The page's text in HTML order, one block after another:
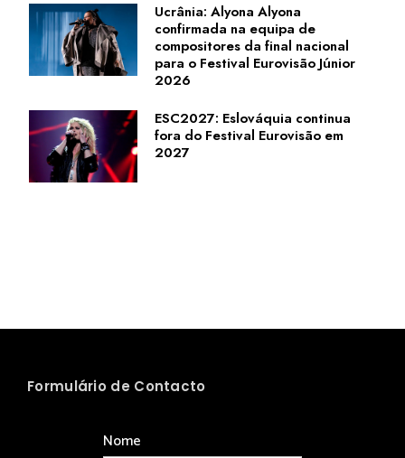
Ucrânia: Alyona Alyona
confirmada na equipa de
compositores da final nacional
para o Festival Eurovisão Júnior
2026
ESC2027: Eslováquia continua
fora do Festival Eurovisão em
2027
Formulário de Contacto
Nome